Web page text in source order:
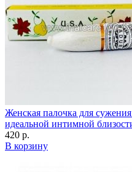
Женская палочка для
идеальной интимной
420 р.
В корзину